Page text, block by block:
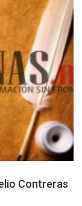
Contreras